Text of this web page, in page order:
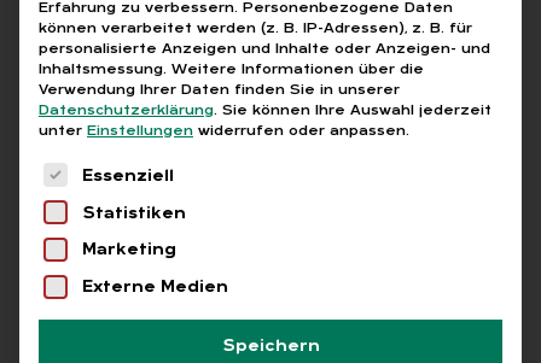
Breadcrumb-Navigation
STARTSEITE BETRUGSPRÄVENTION
Alle Bei­trä­ge mit dem
Schlag­wort „Be­trugs­
prä­ven­ti­on“
Alle Free Abo L+G +
Erfahrung zu verbessern. Personenbezogene Daten
können verarbeitet werden (z. B. IP-Adressen), z. B. für
personalisierte Anzeigen und Inhalte oder Anzeigen- und
Inhaltsmessung. Weitere Informationen über die
Verwendung Ihrer Daten finden Sie in unserer
Datenschutzerklärung. Sie können Ihre Auswahl jederzeit
unter Einstellungen widerrufen oder anpassen.
Es folgt eine Liste der Service-Gruppen, für
Essenziell
Statistiken
Marketing
Externe Medien
Speichern